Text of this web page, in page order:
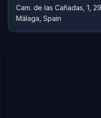
Cam. de las Cañadas, 1,
Málaga, Spain